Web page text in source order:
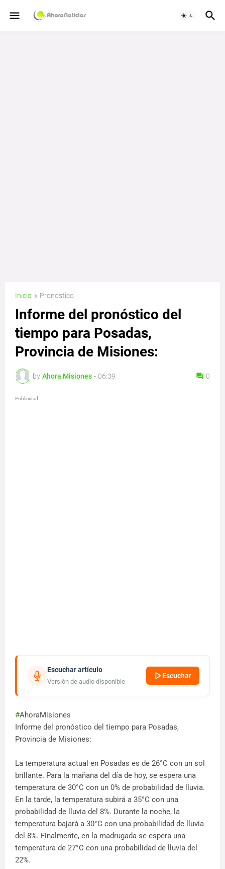
Inicio Pronostico
Informe del pronóstico del
tiempo para Posadas,
Provincia de Misiones:
by Ahora Misiones - 06:39 0
Publicidad
Escuchar artículo
Versión de audio disponible
Escuchar
#AhoraMisiones
Informe del pronóstico del tiempo para Posadas,
Provincia de Misiones:
La temperatura actual en Posadas es de 26°C con un sol
brillante. Para la mañana del día de hoy, se espera una
temperatura de 30°C con un 0% de probabilidad de lluvia.
En la tarde, la temperatura subirá a 35°C con una
probabilidad de lluvia del 8%. Durante la noche, la
temperatura bajará a 30°C con una probabilidad de lluvia
del 8%. Finalmente, en la madrugada se espera una
temperatura de 27°C con una probabilidad de lluvia del
22%.